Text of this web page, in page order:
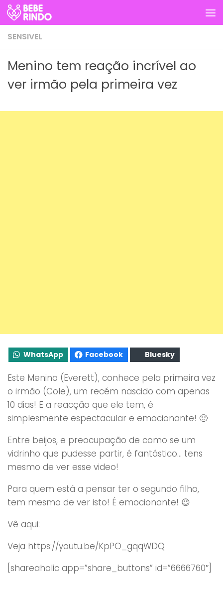
Skip to content
SENSIVEL
Menino tem reação incrível ao
ver irmão pela primeira vez
WhatsApp Facebook Bluesky
Este Menino (Everett), conhece pela primeira vez
o irmão (Cole), um recém nascido com apenas
10 dias! E a reacção que ele tem, é
simplesmente espectacular e emocionante! 🙂
Entre beijos, e preocupação de como se um
vidrinho que pudesse partir, é fantástico… tens
mesmo de ver esse video!
Para quem está a pensar ter o segundo filho,
tem mesmo de ver isto! É emocionante! 😉
Vê aqui:
Veja https://youtu.be/KpPO_gqqWDQ
[shareaholic app=”share_buttons” id=”6666760″]